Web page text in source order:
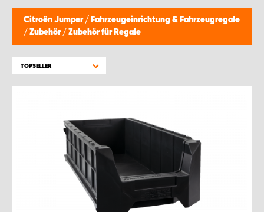
Citroën Jumper / Fahrzeugeinrichtung & Fahrzeugregale
/ Zubehör / Zubehör für Regale
TOPSELLER
SCHAURAUM ÖSTERREICH